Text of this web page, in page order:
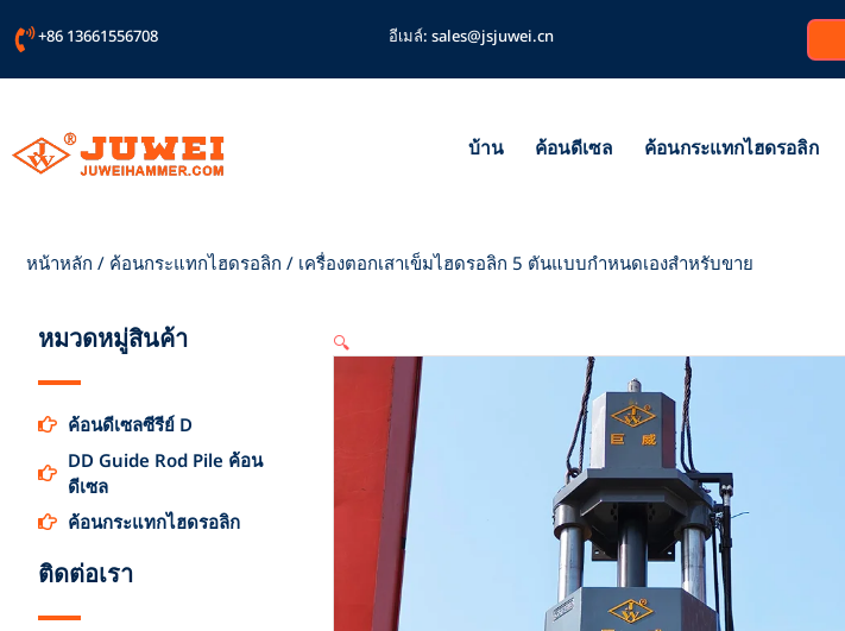
ไป
+86 13661556708 อีเมล์:sales@jsjuwei.cn
บ้าน ค้อนดีเซล ค้อนกระแทกไฮดรอลิก
หน้าหลัก / ค้อนกระแทกไฮดรอลิก / เครื่องตอกเสาเข็มไฮดรอลิก 5 ตันแบบกำหนดเองสำหรับขาย
หมวดหมู่สินค้า
ค้อนดีเซลซีรีย์ D
DD Guide Rod Pile ค้อน
ดีเซล
ค้อนกระแทกไฮดรอลิก
ติดต่อเรา
🔍